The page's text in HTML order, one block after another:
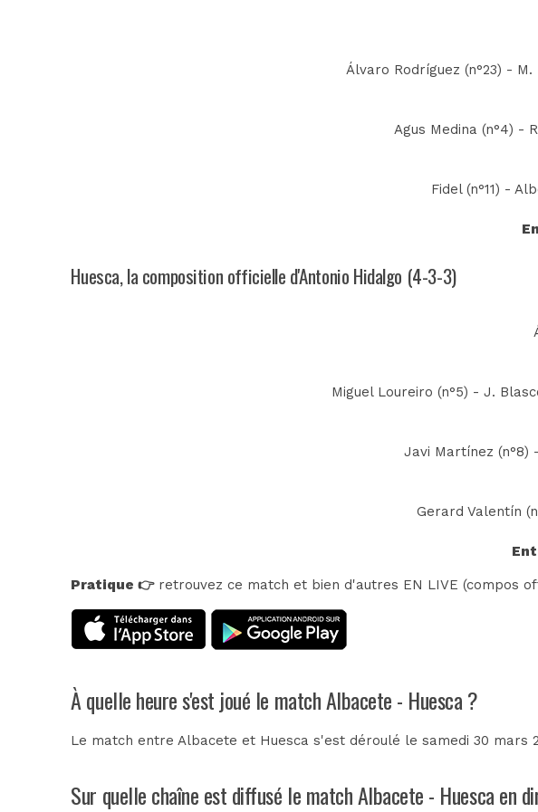
Álvaro Rodríguez (n°23) -
Agus Medina (n°4) -
Fidel (n°11) -
Huesca, la composition officielle d'Antonio Hidalgo (4-3-3)
Miguel Loureiro (n°5) - J.
Javi Martínez (n°8)
Gerard Valentín
Pratique 👉retrouvez ce match et bien d'autres EN LIVE (compos
À quelle heure s'est joué le match Albacete - Huesca ?
Le match entre Albacete et Huesca s'est déroulé le samedi 30 mars
Sur quelle chaîne est diffusé le match Albacete - Huesca en